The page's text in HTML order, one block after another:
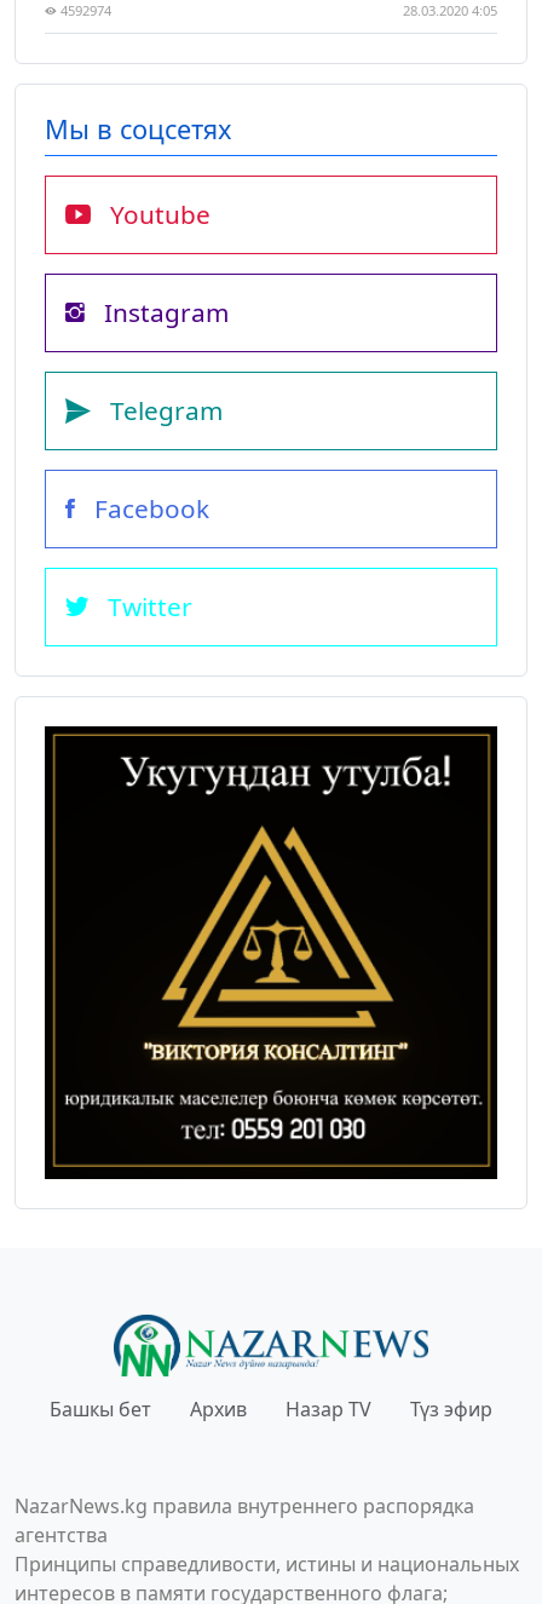
4592974 28.03.2020 4:05
Мы в соцсетях
Youtube
Instagram
Telegram
Facebook
Twitter
Башкы бет Архив Назар TV Түз эфир
NazarNews.kg правила внутреннего распорядка
агентства
Принципы справедливости, истины и национальных
интересов в памяти государственного флага;